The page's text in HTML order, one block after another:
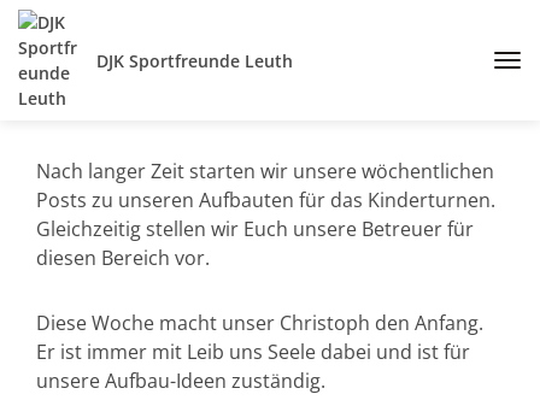
DJK Sportfreunde Leuth
Nach langer Zeit starten wir unsere wöchentlichen
Posts zu unseren Aufbauten für das Kinderturnen.
Gleichzeitig stellen wir Euch unsere Betreuer für
diesen Bereich vor.
Diese Woche macht unser Christoph den Anfang.
Er ist immer mit Leib uns Seele dabei und ist für
unsere Aufbau-Ideen zuständig.